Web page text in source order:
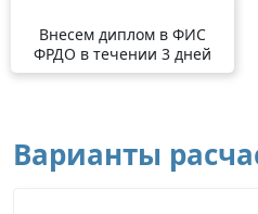
Внесем диплом в ФИС
ФРДО в течении 3 дней
Варианты